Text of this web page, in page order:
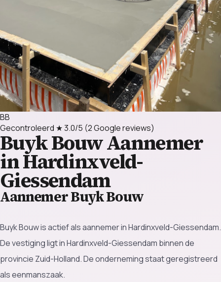
BB
Gecontroleerd ★ 3.0/5 (2 Google reviews)
Buyk BouwAannemer
in Hardinxveld-
Giessendam
Aannemer Buyk Bouw
Buyk Bouw is actief als aannemer in Hardinxveld-Giessendam.
De vestiging ligt in Hardinxveld-Giessendam binnen de
provincie Zuid-Holland. De onderneming staat geregistreerd
als eenmanszaak.